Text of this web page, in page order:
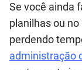
Se você ainda
planilhas ou
perdendo
administração